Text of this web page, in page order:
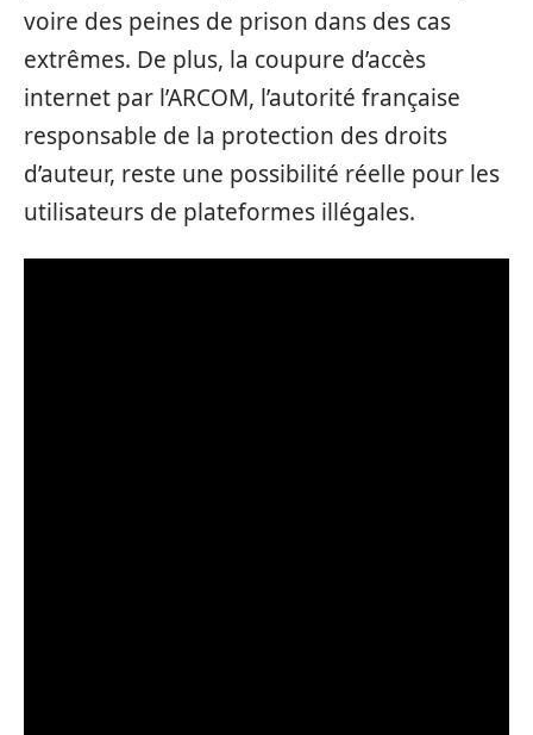
voire des peines de prison dans des cas
extrêmes. De plus, la coupure d’accès
internet par l’ARCOM, l’autorité française
responsable de la protection des droits
d’auteur, reste une possibilité réelle pour les
utilisateurs de plateformes illégales.